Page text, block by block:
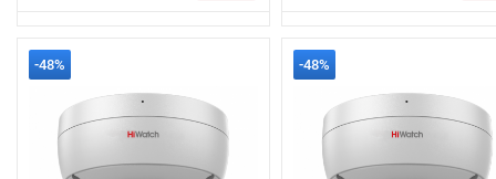
-48% -48%